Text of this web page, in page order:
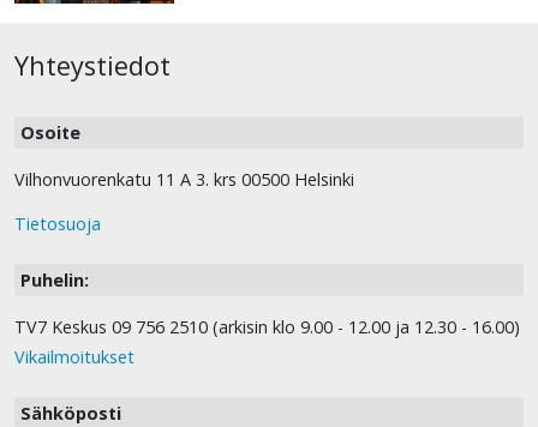
Yhteystiedot
Osoite
Vilhonvuorenkatu 11 A 3. krs 00500 Helsinki
Tietosuoja
Puhelin:
TV7 Keskus 09 756 2510 (arkisin klo 9.00 - 12.00 ja 12.30 - 16.00)
Vikailmoitukset
Sähköposti